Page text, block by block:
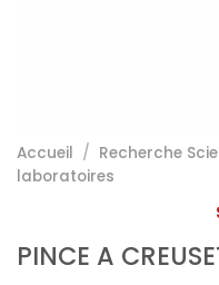
Accueil / Recherche
laboratoires
PINCE A